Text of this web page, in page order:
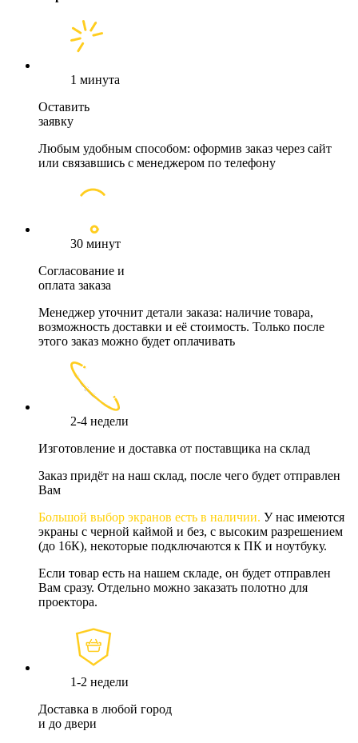
1 минута
Оставить
заявку
Любым удобным способом: оформив заказ через сайт
или связавшись с менеджером по телефону
30 минут
Согласование и
оплата заказа
Менеджер уточнит детали заказа: наличие товара,
возможность доставки и её стоимость. Только после
этого заказ можно будет оплачивать
2-4 недели
Изготовление и доставка от поставщика на склад
Заказ придёт на наш склад, после чего будет отправлен
Вам
Большой выбор экранов есть в наличии. У нас имеются
экраны с черной каймой и без, с высоким разрешением
(до 16К), некоторые подключаются к ПК и ноутбуку.
Если товар есть на нашем складе, он будет отправлен
Вам сразу. Отдельно можно заказать полотно для
проектора.
1-2 недели
Доставка в любой город
и до двери